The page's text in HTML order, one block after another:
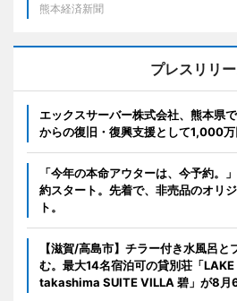
熊本経済新聞
プレスリリ
エックスサーバー株式会社、熊本県
からの復旧・復興支援として1,000
「今年の本命アウターは、今予約
約スタート。先着で、非売品のオリ
ト。
【滋賀/高島市】チラー付き水風呂
む。最大14名宿泊可の貸別荘「
takashima SUITE VILLA 碧」が8月